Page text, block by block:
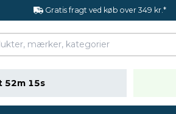
Gratis fragt ved køb over 349 kr.*
52m 14s